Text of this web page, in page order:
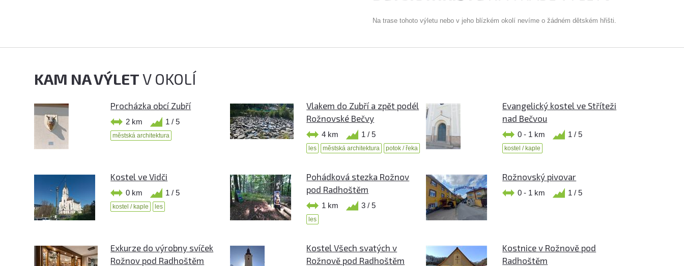
Na trase tohoto výletu nebo v jeho blízkém okolí nevíme o žádném dětském hřišti.
KAM NA VÝLETV OKOLÍ
Procházka obcí Zubří
2 km 1 / 5
městská architektura
Vlakem do Zubří a zpět podél
Rožnovské Bečvy
4 km 1 / 5
les městská architektura potok / řeka
Evangelický kostel ve Stříteži
nad Bečvou
0 - 1 km 1 / 5
kostel / kaple
Kostel ve Vidči
0 km 1 / 5
kostel / kaple les
Pohádková stezka Rožnov
pod Radhoštěm
1 km 3 / 5
les
Rožnovský pivovar
0 - 1 km 1 / 5
Exkurze do výrobny svíček
Rožnov pod Radhoštěm
Kostel Všech svatých v
Rožnově pod Radhoštěm
Kostnice v Rožnově pod
Radhoštěm